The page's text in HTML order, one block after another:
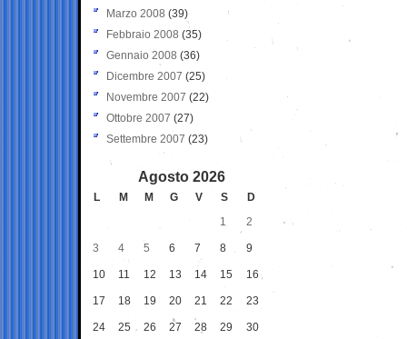
Marzo 2008 (39)
Febbraio 2008 (35)
Gennaio 2008 (36)
Dicembre 2007 (25)
Novembre 2007 (22)
Ottobre 2007 (27)
Settembre 2007 (23)
Agosto 2026
L M M G V S
D
1
2
3 4 5 6 7 8 9
10 11 12 13 14 15 16
17 18 19 20 21 22 23
24 25 26 27 28 29 30